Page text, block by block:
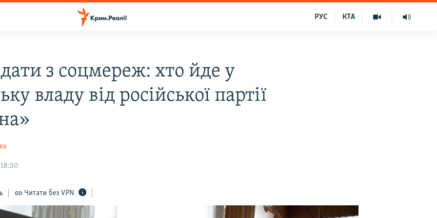
КТА
РУС
з соцмереж: хто йде у
владу від російської партії
Читати без VPN